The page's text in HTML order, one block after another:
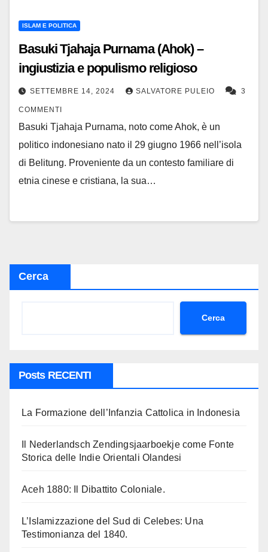
ISLAM E POLITICA
Basuki Tjahaja Purnama (Ahok) –
ingiustizia e populismo religioso
SETTEMBRE 14, 2024 SALVATORE PULEIO 3
COMMENTI
Basuki Tjahaja Purnama, noto come Ahok, è un
politico indonesiano nato il 29 giugno 1966 nell’isola
di Belitung. Proveniente da un contesto familiare di
etnia cinese e cristiana, la sua…
Cerca
Cerca
Posts RECENTI
La Formazione dell’Infanzia Cattolica in Indonesia
Il Nederlandsch Zendingsjaarboekje come Fonte
Storica delle Indie Orientali Olandesi
Aceh 1880: Il Dibattito Coloniale.
L’Islamizzazione del Sud di Celebes: Una
Testimonianza del 1840.